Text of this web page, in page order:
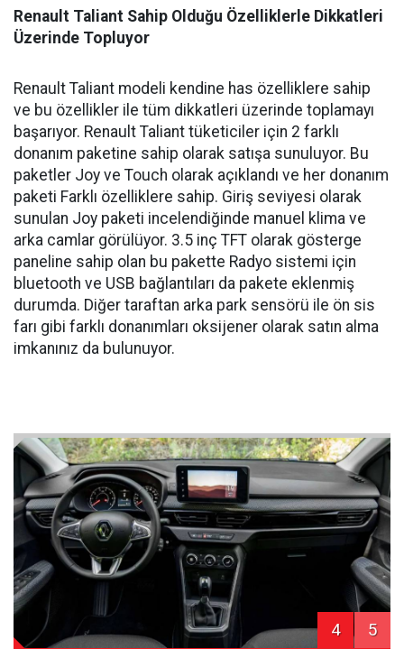
Renault Taliant Sahip Olduğu Özelliklerle Dikkatleri
Üzerinde Topluyor
Renault Taliant modeli kendine has özelliklere sahip
ve bu özellikler ile tüm dikkatleri üzerinde toplamayı
başarıyor. Renault Taliant tüketiciler için 2 farklı
donanım paketine sahip olarak satışa sunuluyor. Bu
paketler Joy ve Touch olarak açıklandı ve her donanım
paketi Farklı özelliklere sahip. Giriş seviyesi olarak
sunulan Joy paketi incelendiğinde manuel klima ve
arka camlar görülüyor. 3.5 inç TFT olarak gösterge
paneline sahip olan bu pakette Radyo sistemi için
bluetooth ve USB bağlantıları da pakete eklenmiş
durumda. Diğer taraftan arka park sensörü ile ön sis
farı gibi farklı donanımları oksijener olarak satın alma
imkanınız da bulunuyor.
4 5